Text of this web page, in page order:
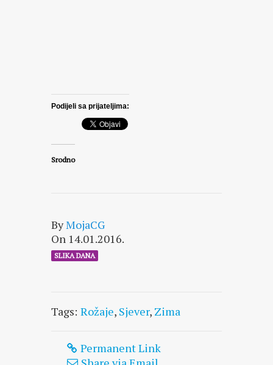
Podijeli sa prijateljima:
Srodno
ByMojaCG
On 14.01.2016.
SLIKA DANA
Tags: Rožaje, Sjever, Zima
Permanent Link